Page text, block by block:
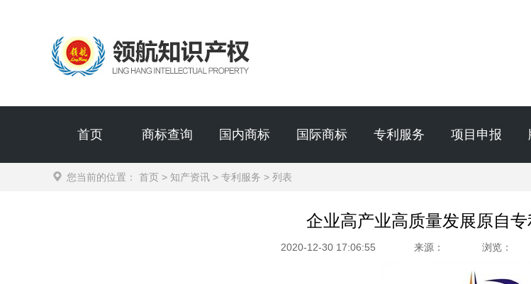
首页 商标查询 国内商标 国际商标 专利服务 项目申报
您当前的位置： 首页 > 知产资讯 > 专利服务 > 列表
企业高产业高质量发展原自
2020-12-30 17:06:55 来源： 浏览：